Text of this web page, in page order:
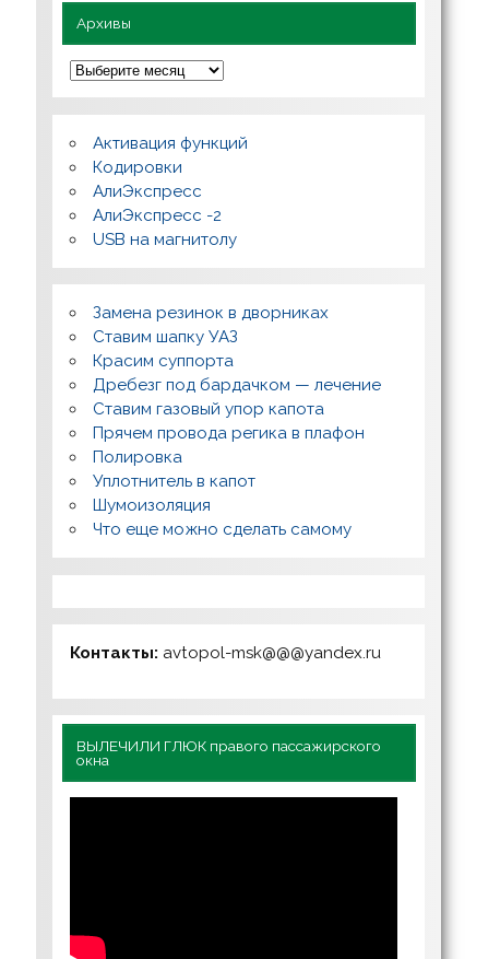
Архивы
А
р
х
и
ы
Активация функций
Кодировки
АлиЭкспресс
АлиЭкспресс -2
USB на магнитолу
Замена резинок в дворниках
Ставим шапку УАЗ
Красим суппорта
Дребезг под бардачком — лечение
Ставим газовый упор капота
Прячем провода регика в плафон
Полировка
Уплотнитель в капот
Шумоизоляция
Что еще можно сделать самому
Контакты: avtopol-msk@@@yandex.ru
ВЫЛЕЧИЛИ ГЛЮК правого пассажирского
окна